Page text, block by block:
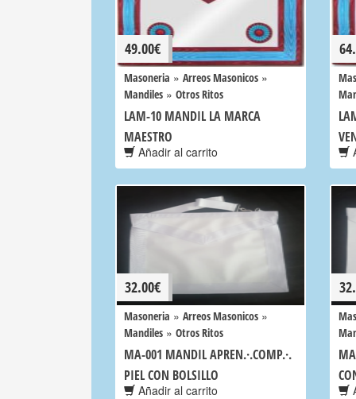
49.00€
Masoneria » Arreos Masonicos »
Mandiles » Otros Ritos
LAM-10 MANDIL LA MARCA
MAESTRO
Añadir al carrito
32.00€
Masoneria » Arreos Masonicos »
Mandiles » Otros Ritos
MA-001 MANDIL APREN.·.COMP.·.
PIEL CON BOLSILLO
Añadir al carrito